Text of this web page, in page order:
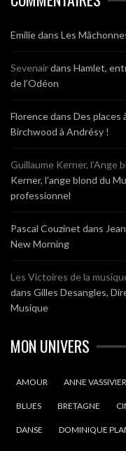
Emiliedans Les
Sevenairdans Hamlet,
de l’Odéon
Florencedans Des places
Birchwood à Andrésy !
Guillaume Kerner, l’Ange
Kerner, l’ange blond du
professionnel
Pascal Couzinet dans
New Morning
Les Victoires de la
dans Gilles Desangles,
Musique
MON UNIVERS
AMOUR ANNE
BLUES BRETAGNE
DANSE DOMINIQUE